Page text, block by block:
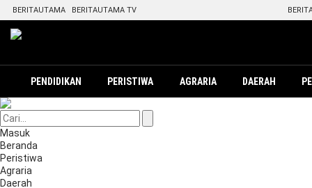
BERITAUTAMA BERITAUTAMA TV
PENDIDIKAN PERISTIWA AGRARIA DAERAH
Masuk
Beranda
Peristiwa
Agraria
Daerah